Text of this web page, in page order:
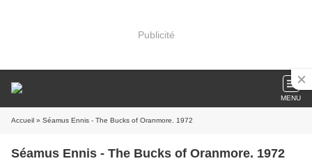
Publicité
MENU
Accueil » Séamus Ennis - The Bucks of Oranmore. 1972
Séamus Ennis - The Bucks of Oranmore. 1972